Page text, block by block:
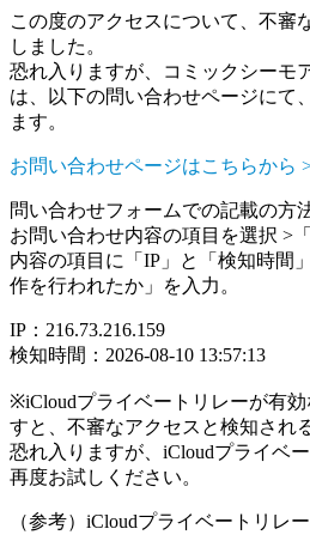
この度のアクセスについて、不審
しました。
恐れ入りますが、コミックシーモ
は、以下の問い合わせページにて
ます。
お問い合わせページはこちらから
問い合わせフォームでの記載の方
お問い合わせ内容の項目を選択 >
内容の項目に「IP」と「検知時間
作を行われたか」を入力。
IP：216.73.216.159
検知時間：2026-08-10 13:57:13
※iCloudプライベートリレーが有
すと、不審なアクセスと検知され
恐れ入りますが、iCloudプライベ
再度お試しください。
（参考）iCloudプライベートリレ